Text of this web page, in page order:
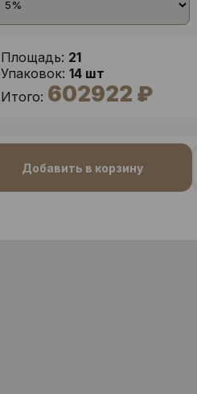
Площадь: 21
Упаковок: 14 шт
Итого: 602922 ₽
Добавить в корзину